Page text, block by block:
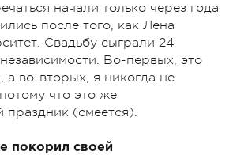
начали только через года
после того, как Лена
Свадьбу сыграли 24
Во-первых, это
а во-вторых, я никогда не
что это же
праздник (смеется).
покорил своей